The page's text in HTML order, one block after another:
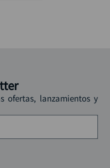
ofertas, lanzamientos y